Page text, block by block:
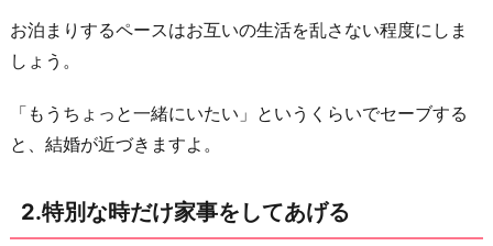
は
早
に
ご
拶
す
お泊まりするペースはお互いの生活を乱さない程度にしま
しょう。
「もうちょっと一緒にいたい」というくらいでセーブする
と、結婚が近づきますよ。
2.特別な時だけ家事をしてあげる